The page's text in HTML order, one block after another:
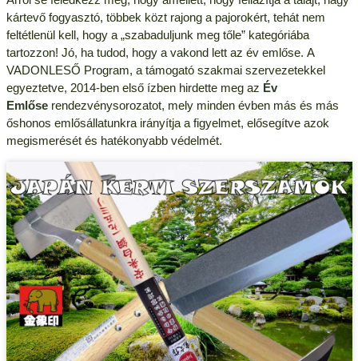
kártevő fogyasztó, többek közt rajong a pajorokért, tehát nem
feltétlenül kell, hogy a „szabaduljunk meg tőle” kategóriába
tartozzon! Jó, ha tudod, hogy a vakond lett az év emlőse. A
VADONLESŐ Program, a támogató szakmai szervezetekkel
egyeztetve, 2014-ben első ízben hirdette meg az Év
Emlőserendezvénysorozatot, mely minden évben más és más
őshonos emlősállatunkra irányítja a figyelmet, elősegítve azok
megismerését és hatékonyabb védelmét.